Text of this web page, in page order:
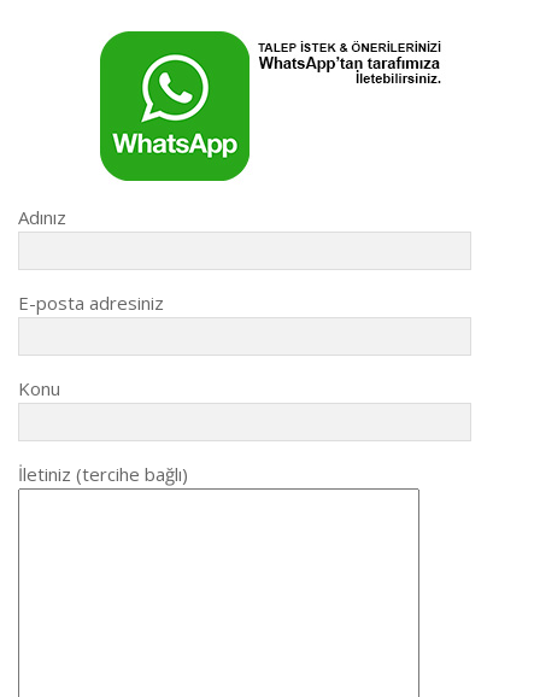
Adınız
E-posta adresiniz
Konu
İletiniz (tercihe bağlı)